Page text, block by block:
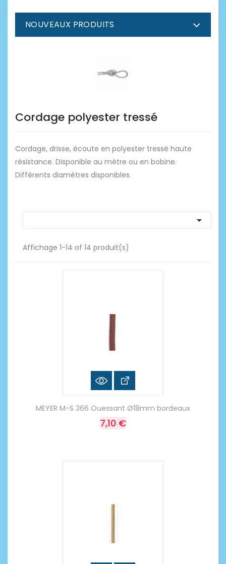
NOUVEAUX PRODUITS
Cordage polyester tressé
Cordage, drisse, écoute en polyester tressé haute
résistance. Disponible au mètre ou en bobine.
Différents diamètres disponibles.

Affichage 1-14 of 14 produit(s)
MEYER M-S 366 Ouessant Ø18mm bordeaux
7,10 €